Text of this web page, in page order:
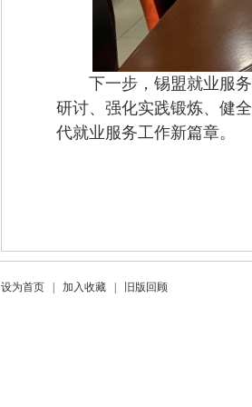
下一步，锡盟就业服务
研讨、强化实践锻炼、健
代就业服务工作新篇章。
设为首页 加入收藏 旧版回顾